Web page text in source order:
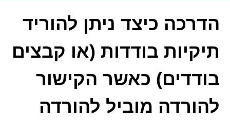
הדרכה כיצד ניתן להוריד
תיקיות בודדות (או קבצים
בודדים) כאשר הקישור
להורדה מוביל להורדה